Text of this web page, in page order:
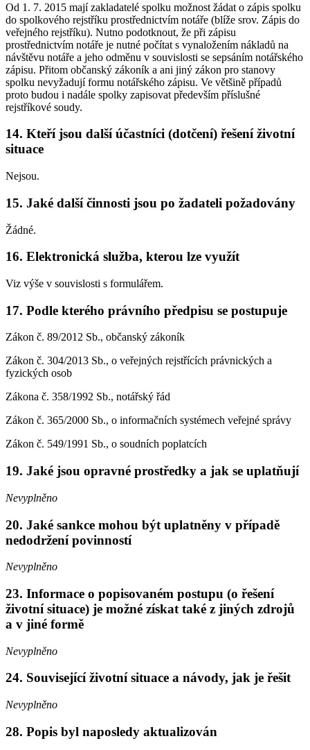
Od 1. 7. 2015 mají zakladatelé spolku možnost žádat o zápis spolku
do spolkového rejstříku prostřednictvím notáře (blíže srov. Zápis do
veřejného rejstříku). Nutno podotknout, že při zápisu
prostřednictvím notáře je nutné počítat s vynaložením nákladů na
návštěvu notáře a jeho odměnu v souvislosti se sepsáním notářského
zápisu. Přitom občanský zákoník a ani jiný zákon pro stanovy
spolku nevyžadují formu notářského zápisu. Ve většině případů
proto budou i nadále spolky zapisovat především příslušné
rejstříkové soudy.
14. Kteří jsou další účastníci (dotčení) řešení životní
situace
Nejsou.
15. Jaké další činnosti jsou po žadateli požadovány
Žádné.
16. Elektronická služba, kterou lze využít
Viz výše v souvislosti s formulářem.
17. Podle kterého právního předpisu se postupuje
Zákon č. 89/2012 Sb., občanský zákoník
Zákon č. 304/2013 Sb., o veřejných rejstřících právnických a
fyzických osob
Zákona č. 358/1992 Sb., notářský řád
Zákon č. 365/2000 Sb., o informačních systémech veřejné správy
Zákon č. 549/1991 Sb., o soudních poplatcích
19. Jaké jsou opravné prostředky a jak se uplatňují
Nevyplněno
20. Jaké sankce mohou být uplatněny v případě
nedodržení povinností
Nevyplněno
23. Informace o popisovaném postupu (o řešení
životní situace) je možné získat také z jiných zdrojů
a v jiné formě
Nevyplněno
24. Související životní situace a návody, jak je řešit
Nevyplněno
28. Popis byl naposledy aktualizován